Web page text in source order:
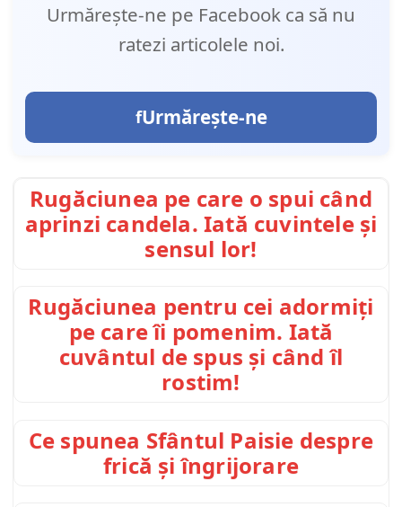
Urmărește-ne pe Facebook ca să nu
ratezi articolele noi.
Urmărește-ne
Rugăciunea pe care o spui când
aprinzi candela. Iată cuvintele și
sensul lor!
Rugăciunea pentru cei adormiți
pe care îi pomenim. Iată
cuvântul de spus și când îl
rostim!
Ce spunea Sfântul Paisie despre
frică și îngrijorare